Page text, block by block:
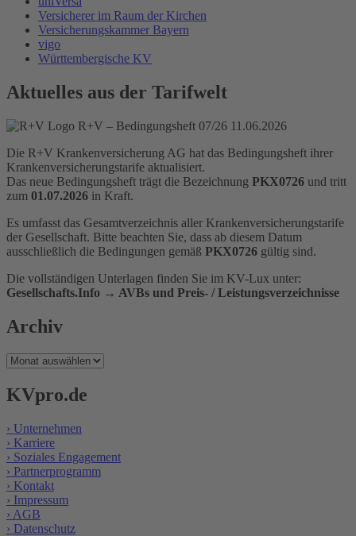
Versicherer im Raum der Kirchen
Versicherungskammer Bayern
vigo
Württembergische KV
Aktuelles aus der Tarifwelt
R+V – Bedingungsheft 07/26 11.06.2026
Die R+V Krankenversicherung AG hat das Bedingungsheft ihrer
Krankenversicherungstarife aktualisiert.
Das neue Bedingungsheft trägt die Bezeichnung PKX0726 und tritt
zum 01.07.2026 in Kraft.
Es umfasst das Gesamtverzeichnis aller Krankenversicherungstarife
der Gesellschaft. Bitte beachten Sie, dass ab diesem Datum
ausschließlich die Bedingungen gemäß PKX0726 gültig sind.
Die vollständigen Unterlagen finden Sie im KV-Lux unter:
Gesellschafts.Info → AVBs und Preis- / Leistungsverzeichnisse
Archiv
Archiv
KVpro.de
› Unternehmen
› Karriere
› Soziales Engagement
› Partnerprogramm
› Kontakt
› Impressum
› AGB
› Datenschutz